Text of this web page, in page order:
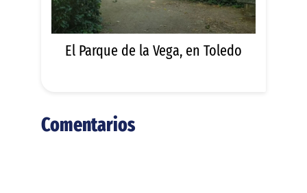
El Parque de la Vega, en Toledo
Comentarios